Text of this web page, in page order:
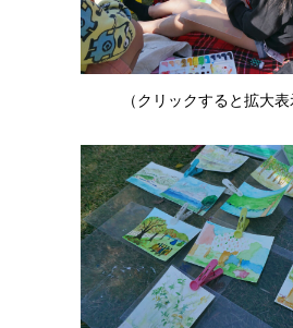
（クリックすると拡大表